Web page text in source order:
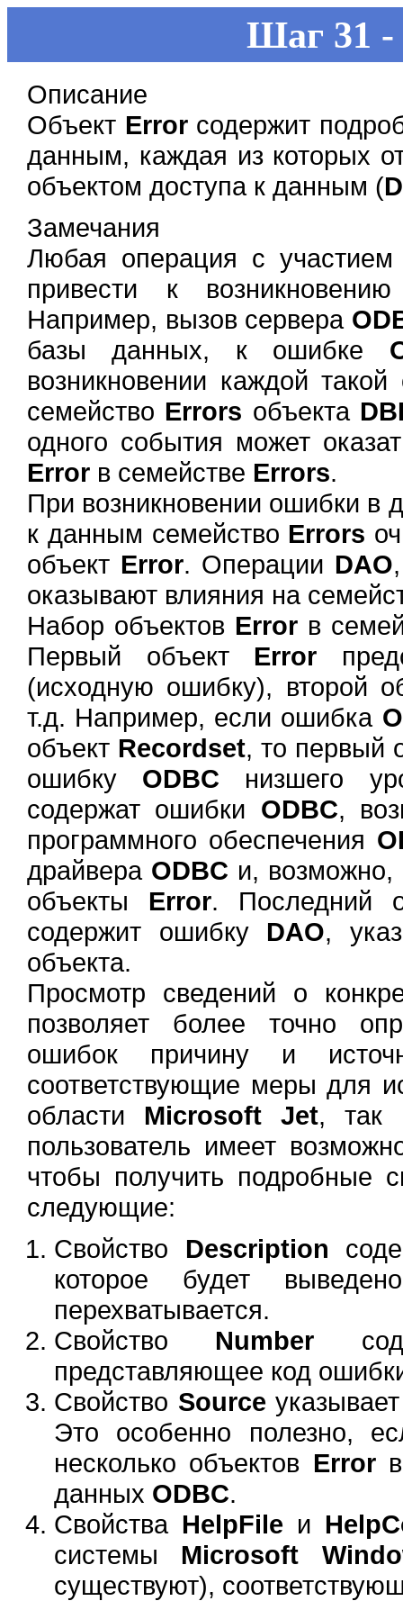
Шаг 31
Описание
Объект Errorсодержит
данным, каждая из которых
объектом доступа к данным (
Замечания
Любая операция с
привести к
Например, вызов сервера
базы данных, к ошибке
возникновении каждой
семейство Errors объекта
одного события может
Error в семействе Errors.
При возникновении ошибки в
к данным семейство Errors
объект Error. Операции DAO
оказывают влияния на
Набор объектов Errorв
Первый объект Error
(исходную ошибку), второй
т.д. Например, если ошибка
объект Recordset, то первый
ошибку ODBC низшего
содержат ошибки ODBC,
программного обеспечения
драйвера ODBC и,
объекты Error. Последний
содержит ошибку DAO,
объекта.
Просмотр сведений о
позволяет более точно
ошибок причину и
соответствующие меры для
области Microsoft Jet, так
пользователь имеет
чтобы получить подробные
следующие:
Свойство Description
которое будет
перехватывается.
Свойство Number
представляющее код
Свойство Source
Это особенно полезно,
несколько объектов Errorв
данных ODBC.
Свойства HelpFile и
системы Microsoft
существуют),